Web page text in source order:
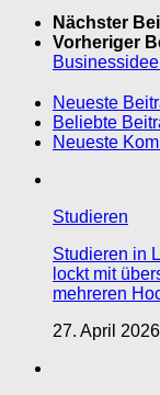
Nächster
Vorheriger
Neueste
Beliebte
Neueste
Studieren
Studieren in
lockt mit
mehreren
27. April 2026